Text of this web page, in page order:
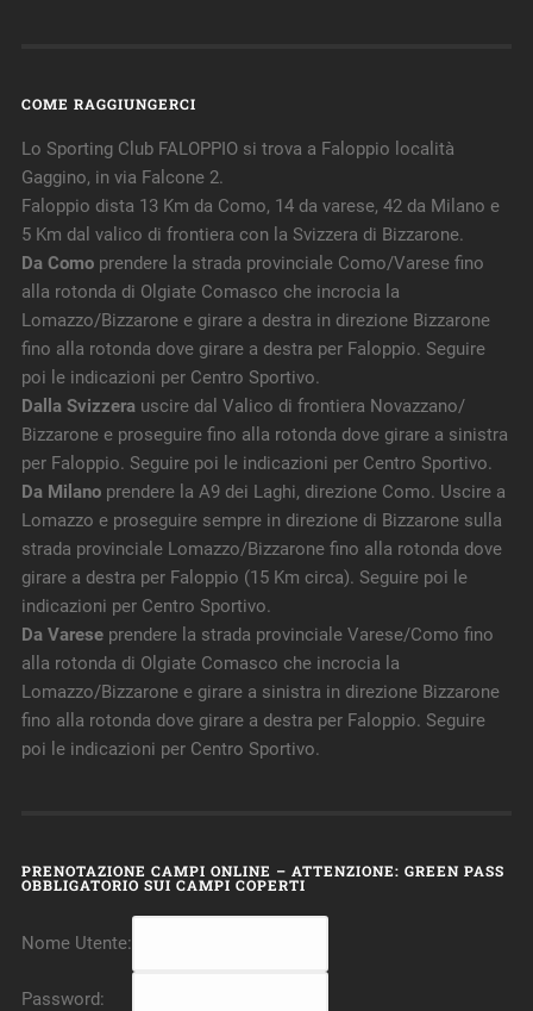
COME RAGGIUNGERCI
Lo Sporting Club FALOPPIO si trova a Faloppio località
Gaggino, in via Falcone 2.
Faloppio dista 13 Km da Como, 14 da varese, 42 da Milano e
5 Km dal valico di frontiera con la Svizzera di Bizzarone.
Da Comoprendere la strada provinciale Como/Varese fino
alla rotonda di Olgiate Comasco che incrocia la
Lomazzo/Bizzarone e girare a destra in direzione Bizzarone
fino alla rotonda dove girare a destra per Faloppio. Seguire
poi le indicazioni per Centro Sportivo.
Dalla Svizzerauscire dal Valico di frontiera Novazzano/
Bizzarone e proseguire fino alla rotonda dove girare a sinistra
per Faloppio. Seguire poi le indicazioni per Centro Sportivo.
Da Milanoprendere la A9 dei Laghi, direzione Como. Uscire a
Lomazzo e proseguire sempre in direzione di Bizzarone sulla
strada provinciale Lomazzo/Bizzarone fino alla rotonda dove
girare a destra per Faloppio (15 Km circa). Seguire poi le
indicazioni per Centro Sportivo.
Da Vareseprendere la strada provinciale Varese/Como fino
alla rotonda di Olgiate Comasco che incrocia la
Lomazzo/Bizzarone e girare a sinistra in direzione Bizzarone
fino alla rotonda dove girare a destra per Faloppio. Seguire
poi le indicazioni per Centro Sportivo.
PRENOTAZIONE CAMPI ONLINE – ATTENZIONE: GREEN PASS
OBBLIGATORIO SUI CAMPI COPERTI
Nome Utente:
Password: